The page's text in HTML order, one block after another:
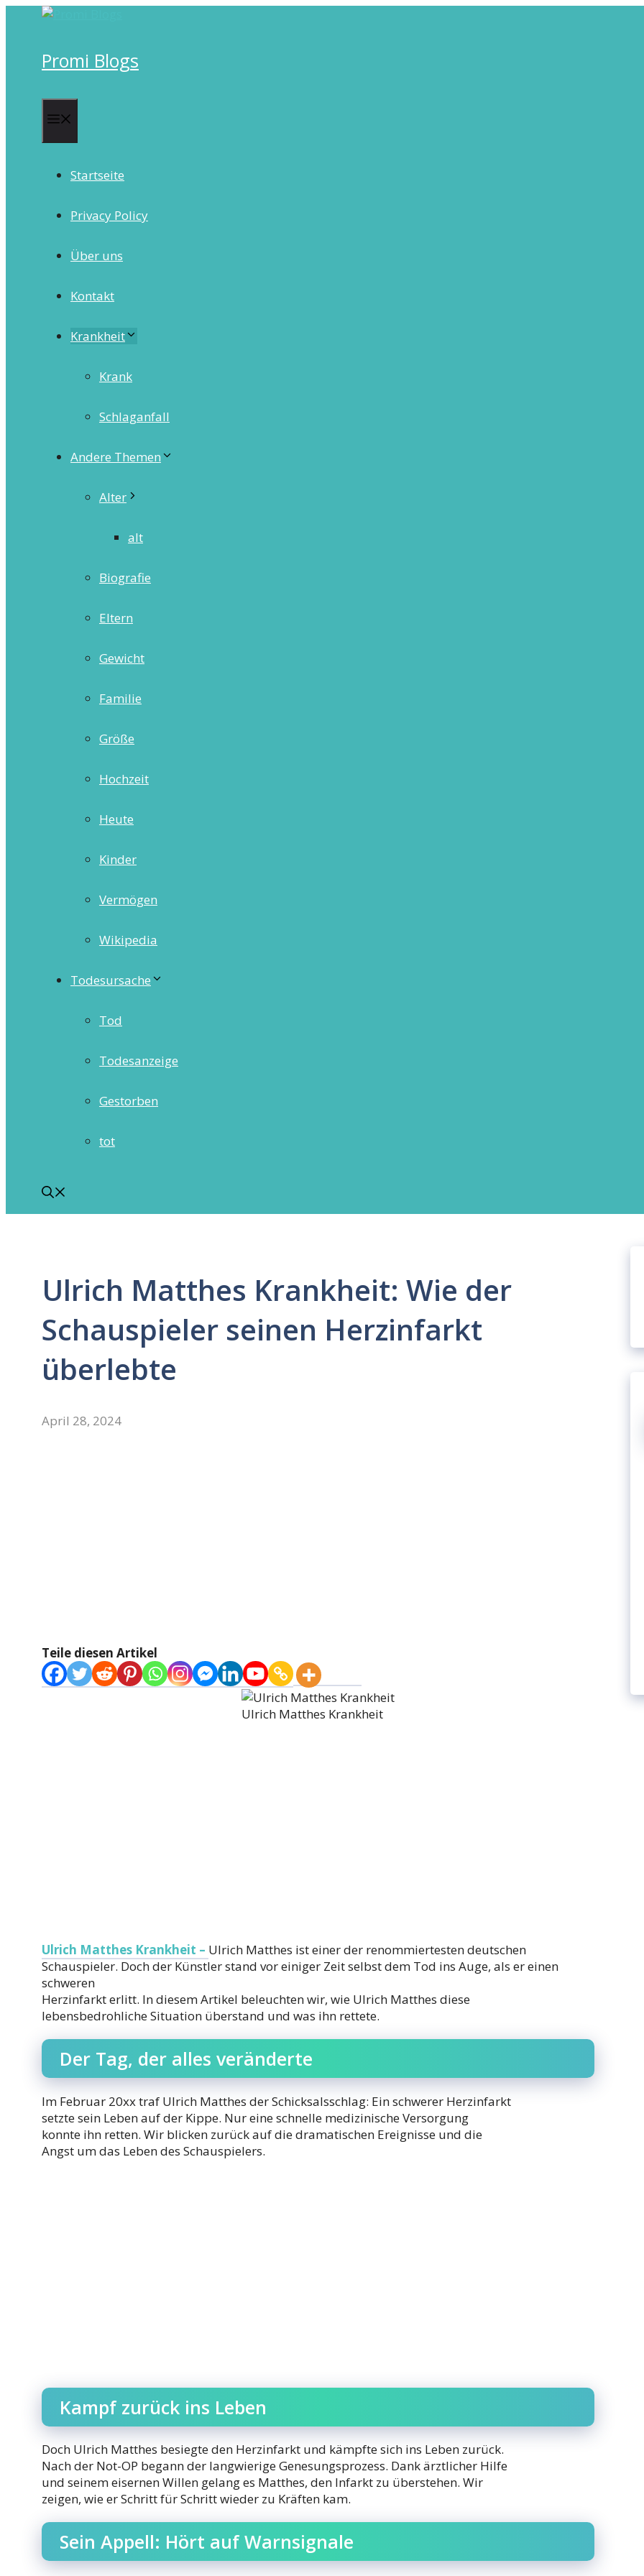
Promi Blogs
Startseite
Privacy Policy
Über uns
Kontakt
Krankheit
Krank
Schlaganfall
Andere Themen
Alter
alt
Biografie
Eltern
Gewicht
Familie
Größe
Hochzeit
Heute
Kinder
Vermögen
Wikipedia
Todesursache
Tod
Todesanzeige
Gestorben
tot
Ulrich Matthes Krankheit: Wie der
Schauspieler seinen Herzinfarkt
überlebte
April 28, 2024
Teile diesen Artikel
Ulrich Matthes Krankheit
Ulrich Matthes Krankheit – Ulrich Matthes ist einer der renommiertesten deutschen
Schauspieler. Doch der Künstler stand vor einiger Zeit selbst dem Tod ins Auge, als er einen
schweren
Herzinfarkt erlitt. In diesem Artikel beleuchten wir, wie Ulrich Matthes diese
lebensbedrohliche Situation überstand und was ihn rettete.
Der Tag, der alles veränderte
Im Februar 20xx traf Ulrich Matthes der Schicksalsschlag: Ein schwerer Herzinfarkt
setzte sein Leben auf der Kippe. Nur eine schnelle medizinische Versorgung
konnte ihn retten. Wir blicken zurück auf die dramatischen Ereignisse und die
Angst um das Leben des Schauspielers.
Kampf zurück ins Leben
Doch Ulrich Matthes besiegte den Herzinfarkt und kämpfte sich ins Leben zurück.
Nach der Not-OP begann der langwierige Genesungsprozess. Dank ärztlicher Hilfe
und seinem eisernen Willen gelang es Matthes, den Infarkt zu überstehen. Wir
zeigen, wie er Schritt für Schritt wieder zu Kräften kam.
Sein Appell: Hört auf Warnsignale